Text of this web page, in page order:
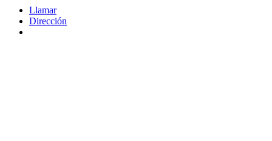
Llamar
Dirección